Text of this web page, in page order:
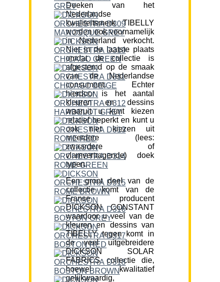
Doeken van het
Nederlandse
kwaliteitsmerk TIBELLY
worden ook voornamelijk
in Nederland verkocht.
Niet in de laatste plaats
omdat de collectie is
afgestemd op de smaak
van de Nederlandse
consument. Echter
hierdoor is het aantal
kleuren en dessins
waaruit u kunt kiezen
relatief beperkt en kunt u
ook niet kiezen uit
meerdere (lees:
zwaardere of
vlamvertragende) doek
typen.
Een groot deel van de
collectie komt van de
Franse producent
DICKSON CONSTANT
waardoor u veel van de
kleuren en dessins van
TIBELLY tegen komt in
de veel uitgebreidere
DICKSON SOLAR
FABRICS collectie die,
hoewel kwalitatief
gelijkwaardig,